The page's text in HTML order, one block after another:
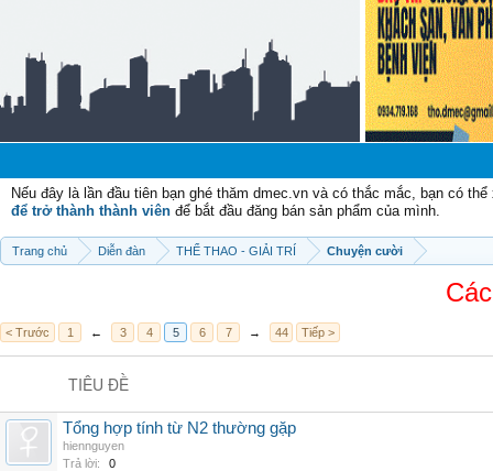
Nếu đây là lần đầu tiên bạn ghé thăm dmec.vn và có thắc mắc, bạn có
để trở thành thành viên để bắt đầu đăng bán sản phẩm của mình.
Trang chủ Diễn đàn THỂ THAO - GIẢI TRÍ Chuyện cười
< Trước 1 ← 3 4 5 6 7 → 44 Tiếp >
TIÊU ĐỀ
Tổng hợp tính từ N2 thường gặp
hiennguyen
Trả lời:
0